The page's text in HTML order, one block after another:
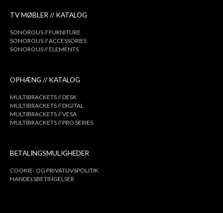
TV MØBLER // KATALOG
SONOROUS // FURNITURE
SONOROUS // ACCESSORIES
SONOROUS // ELEMENTS
OPHÆNG // KATALOG
MULTIBRACKETS // DESK
MULTIBRACKETS // DIGITAL
MULTIBRACKETS // VESA
MULTIBRACKETS // PRO SERIES
BETALINGSMULIGHEDER
COOKIE- OG PRIVATLIVSPOLITIK
HANDELSBETINGELSER